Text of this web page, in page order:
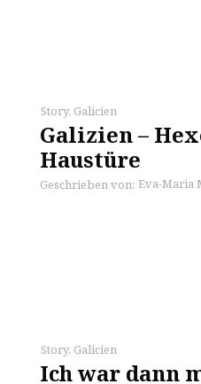
Story, Galicien
Galizien –
Haustüre
Geschrieben von: Eva-Maria
Story, Galicien
Ich war dann